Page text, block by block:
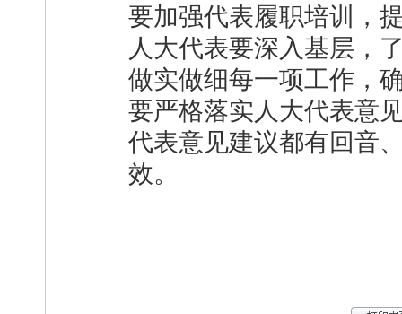
要加强代表履职培训，
人大代表要深入基层，
做实做细每一项工作，
要严格落实人大代表意
代表意见建议都有回音
效。